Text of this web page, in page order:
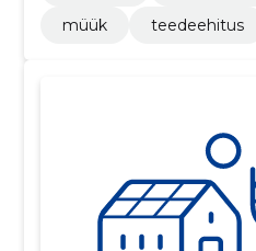
müük
teedeehitus